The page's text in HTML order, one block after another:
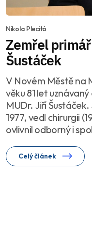
Nikola Plecitá
Zemřel
Šustáček
V Novém Městě na
věku 81 let
MUDr. Jiří
1977, vedl chirurgii
ovlivnil odborný i
Celý článek